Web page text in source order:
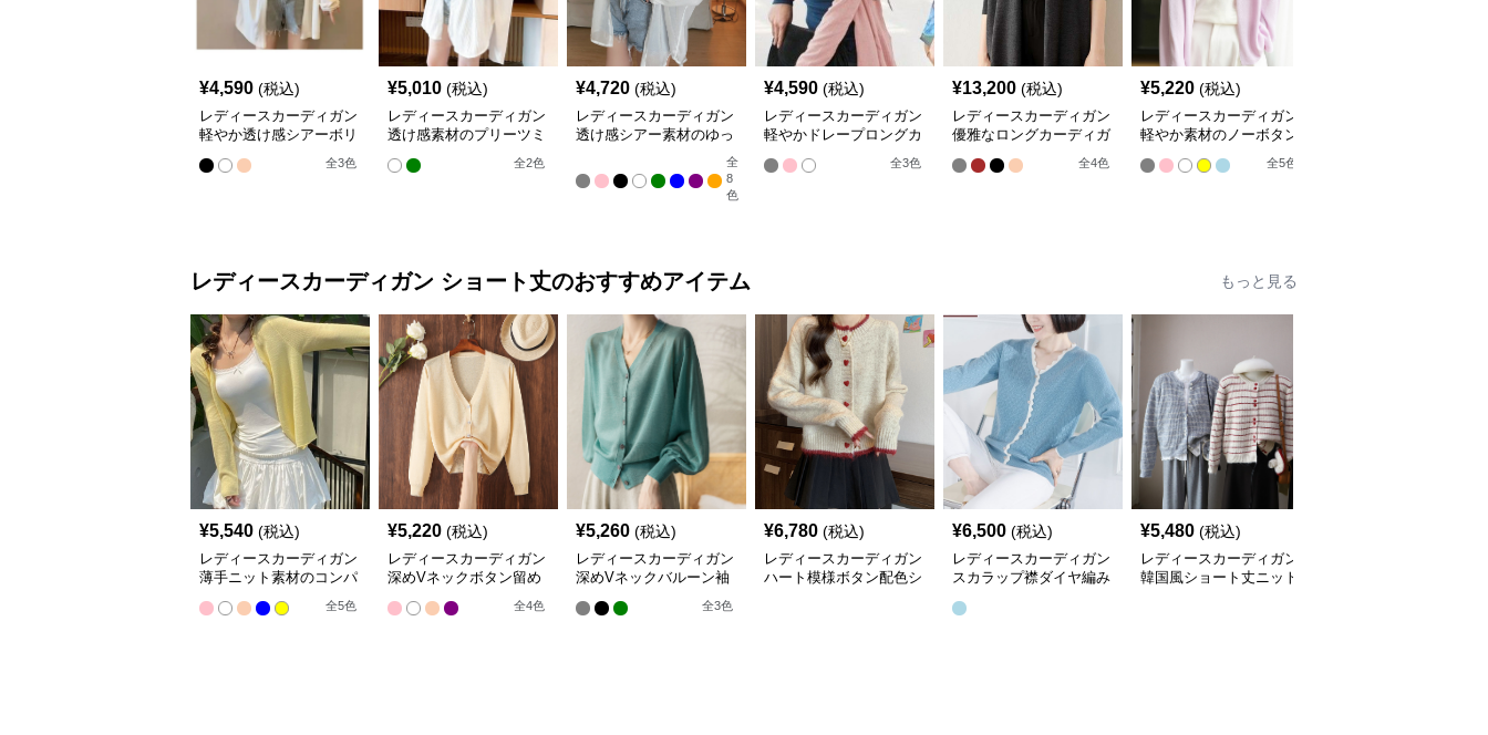
¥4,590 (税込)
レディースカーディガン
軽やか透け感シアーボリ
ューム袖羽織りカーディ
ガン
全3色
¥5,010 (税込)
レディースカーディガン
透け感素材のプリーツミ
ドル丈羽織りカーディガ
ン
全2色
¥4,720 (税込)
レディースカーディガン
透け感シアー素材のゆっ
全
8
色
¥4,590 (税込)
レディースカーディガン
軽やかドレープロングカ
全3色
¥13,200 (税込)
レディースカーディガン
優雅なロングカーディガ
全4色
¥5,220 (税込)
レディースカーディガン
軽やか素材のノーボタン
ゆったりシルエットカー
ディガン
全5色
レディースカーディガン ショート丈のおすすめアイテム もっと見る
¥5,540 (税込)
レディースカーディガン
薄手ニット素材のコンパ
全5色
¥5,220 (税込)
レディースカーディガン
深めVネックボタン留め
ショート丈ニットカーデ
ィガン
全4色
¥5,260 (税込)
レディースカーディガン
深めVネックバルーン袖
全3色
¥6,780 (税込)
レディースカーディガン
ハート模様ボタン配色シ
¥6,500 (税込)
レディースカーディガン
スカラップ襟ダイヤ編み
¥5,480 (税込)
レディースカーディガン
韓国風ショート丈ニット